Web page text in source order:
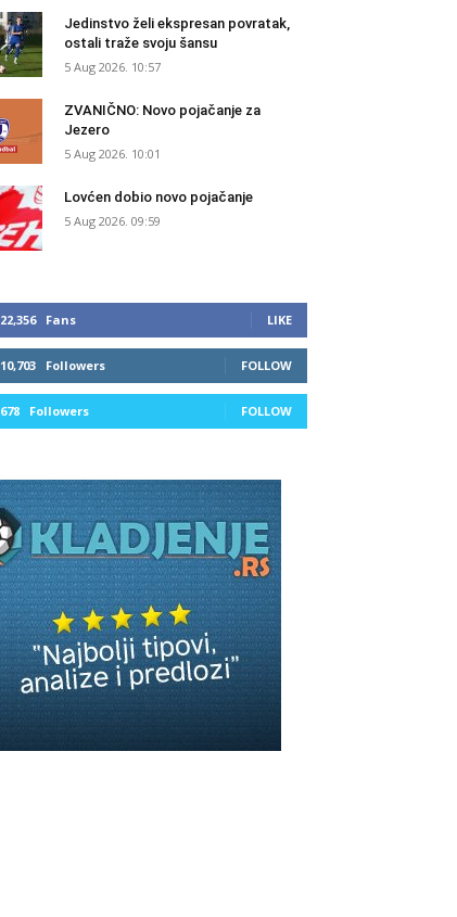
Jedinstvo želi ekspresan povratak,
ostali traže svoju šansu
5 Aug 2026. 10:57
ZVANIČNO: Novo pojačanje za
Jezero
5 Aug 2026. 10:01
Lovćen dobio novo pojačanje
5 Aug 2026. 09:59
22,356 Fans LIKE
10,703 Followers FOLLOW
678 Followers FOLLOW